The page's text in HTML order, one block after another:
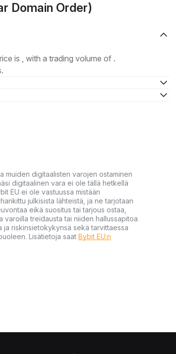
Domain Order)
is , with a trading volume of .
muiden digitaalisten varojen ostaminen
digitaalinen vara ei ole tällä hetkellä
EU ei ole vastuussa mistään
julkisista lähteistä, ja ne tarjotaan
eikä suositus tai tarjous ostaa,
varoilla treidausta tai niiden hallussapitoa
ja riskinsietokykynsä sekä tarvittaessa
Lisätietoja saat Bybit EU:n